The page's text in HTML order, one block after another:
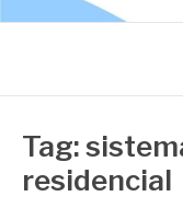
Tag:
residencial